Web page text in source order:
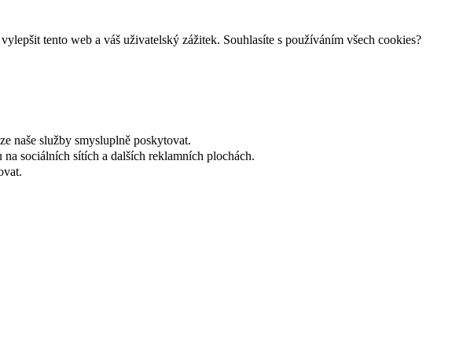
tento web a váš uživatelský zážitek. Souhlasíte s používáním všech cookies?
naše služby smysluplně poskytovat.
sociálních sítích a dalších reklamních plochách.